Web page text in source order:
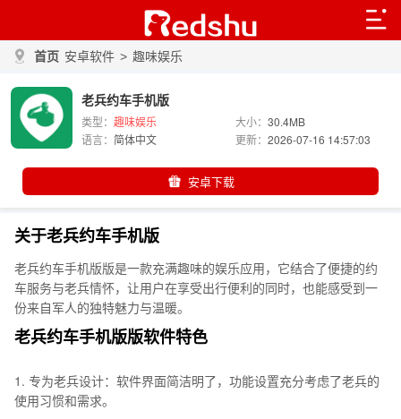
首页 安卓软件 > 趣味娱乐
老兵约车手机版
类型： 趣味娱乐 大小：30.4MB
语言： 简体中文 更新：2026-07-16 14:57:03
安卓下载
关于老兵约车手机版
老兵约车手机版版是一款充满趣味的娱乐应用，它结合了便捷的约
车服务与老兵情怀，让用户在享受出行便利的同时，也能感受到一
份来自军人的独特魅力与温暖。
老兵约车手机版版软件特色
1. 专为老兵设计：软件界面简洁明了，功能设置充分考虑了老兵的
使用习惯和需求。